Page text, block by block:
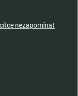
nezapomínat